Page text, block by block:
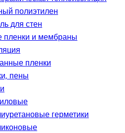
полиэтилен
для стен
пленки и мембраны
пленки
пены
герметики